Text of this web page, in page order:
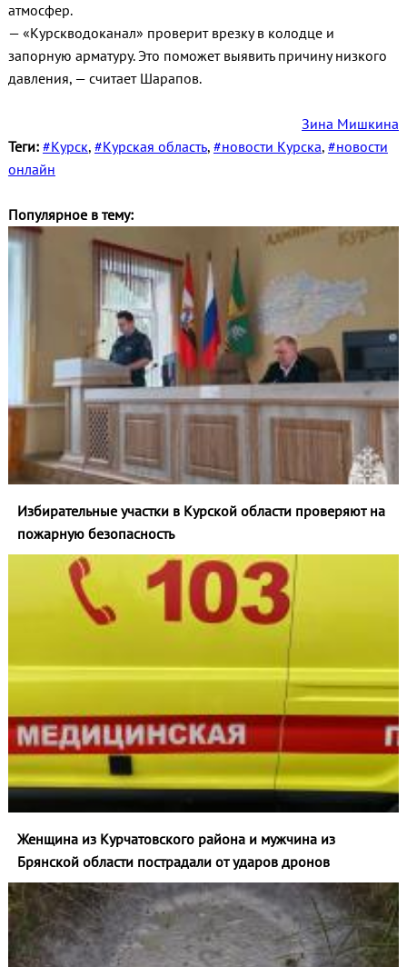
атмосфер.
— «Курскводоканал» проверит врезку в колодце и
запорную арматуру. Это поможет выявить причину низкого
давления, — считает Шарапов.
Зина Мишкина
Теги: #Курск, #Курская область, #новости Курска, #новости
онлайн
Популярное в тему:
Избирательные участки в Курской области проверяют на
пожарную безопасность
Женщина из Курчатовского района и мужчина из
Брянской области пострадали от ударов дронов